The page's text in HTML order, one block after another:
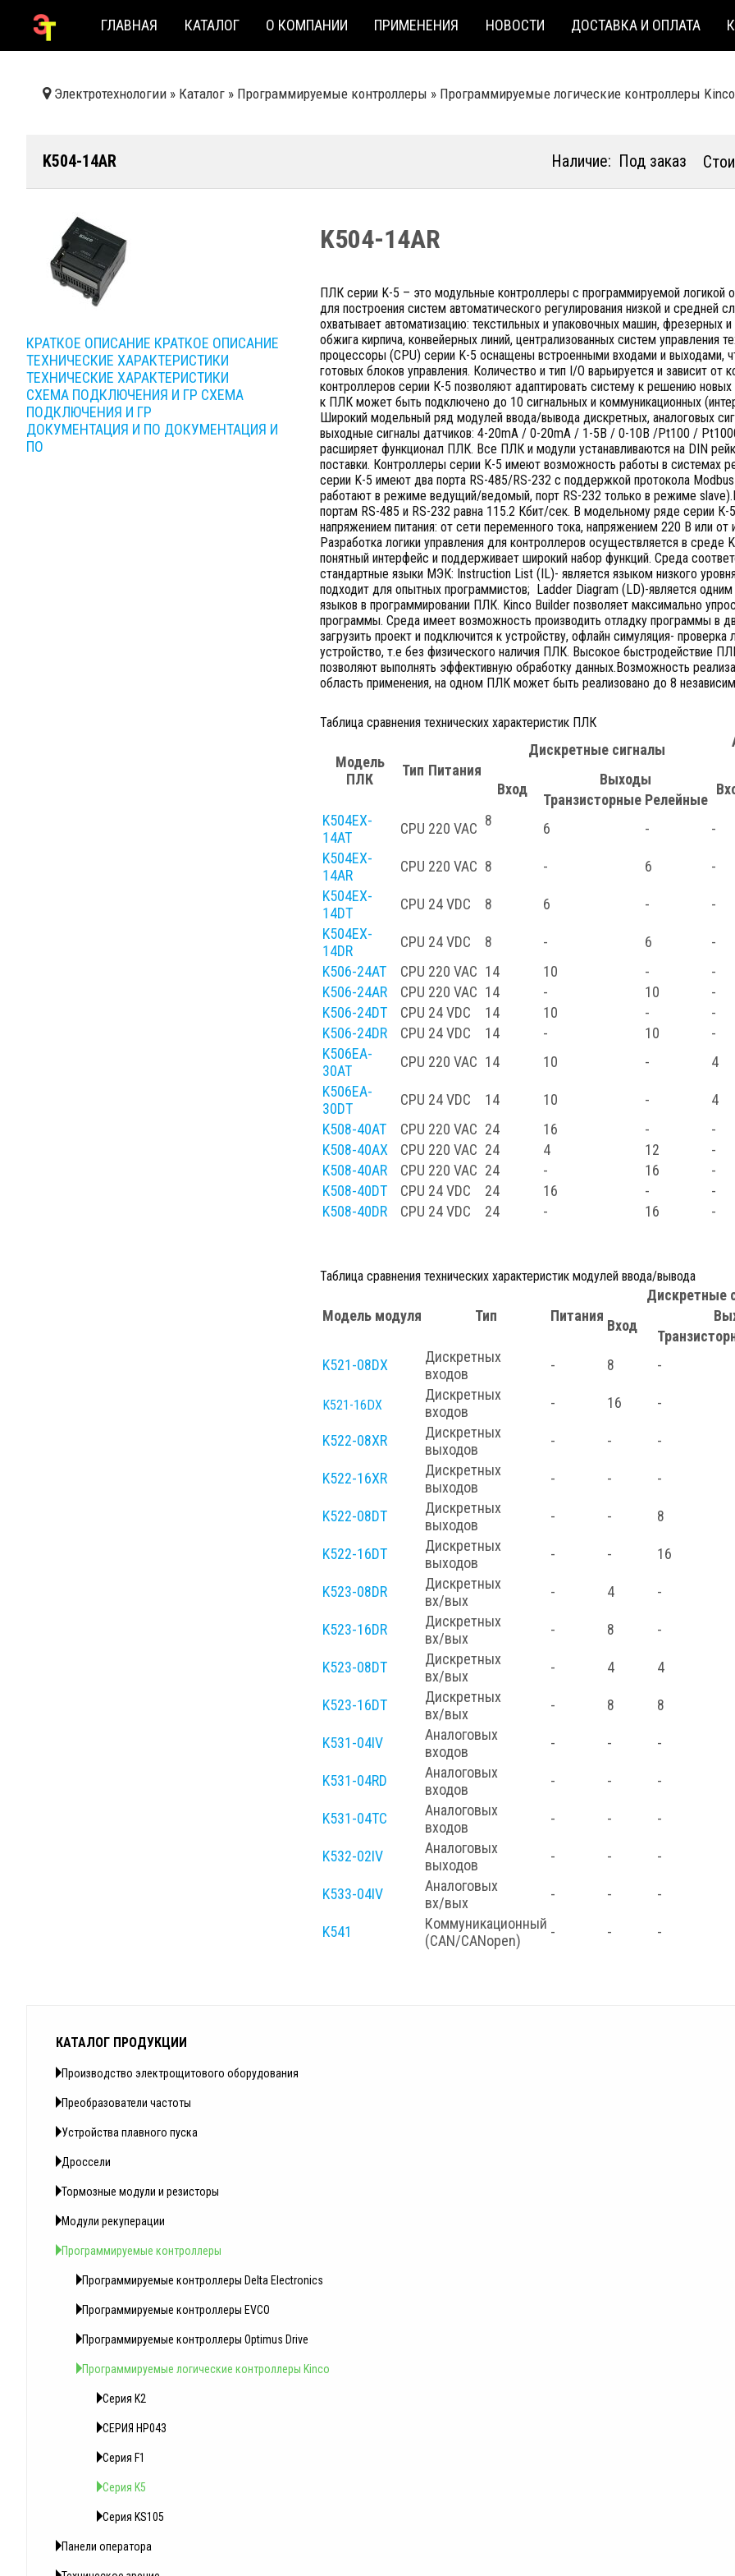
ГЛАВНАЯ КАТАЛОГ О КОМПАНИИ ПРИМЕНЕНИЯ НОВОСТИ ДОСТАВКА И ОПЛАТА
Электротехнологии » Каталог » Программируемые контроллеры » Программируемые логические контроллеры Kinсo
K504-14AR Наличие: Под заказ
КРАТКОЕ ОПИСАНИЕ КРАТКОЕ ОПИСАНИЕ
ТЕХНИЧЕСКИЕ ХАРАКТЕРИСТИКИ
ТЕХНИЧЕСКИЕ ХАРАКТЕРИСТИКИ
СХЕМА ПОДКЛЮЧЕНИЯ И ГР СХЕМА
ПОДКЛЮЧЕНИЯ И ГР
ДОКУМЕНТАЦИЯ И ПО ДОКУМЕНТАЦИЯ И
ПО
K504-14AR
ПЛК серии K-5 – это модульные контроллеры с программируемой логикой
для построения систем автоматического регулирования низкой и средней
охватывает автоматизацию: текстильных и упаковочных машин, фрезерных
обжига кирпича, конвейерных линий, централизованных систем управления
процессоры (CPU) серии K-5 оснащены встроенными входами и выходами,
готовых блоков управления. Количество и тип I/O варьируется и зависит
контроллеров серии К-5 позволяют адаптировать систему к решению
к ПЛК может быть подключено до 10 сигнальных и коммуникационных
Широкий модельный ряд модулей ввода/вывода дискретных, аналоговых
выходные сигналы датчиков: 4-20mA / 0-20mA / 1-5В / 0-10В /Pt100 /
расширяет функционал ПЛК. Все ПЛК и модули устанавливаются на DIN
поставки. Контроллеры серии K-5 имеют возможность работы в системах
серии K-5 имеют два порта RS-485/RS-232 с поддержкой протокола
работают в режиме ведущий/ведомый, порт RS-232 только в режиме
портам RS-485 и RS-232 равна 115.2 Кбит/сек. В модельному ряде серии
напряжением питания: от сети переменного тока, напряжением 220 В или от
Разработка логики управления для контроллеров осуществляется в среде
понятный интерфейс и поддерживает широкий набор функций. Среда
стандартные языки МЭК: Instruction List (IL)- является языком низкого
подходит для опытных программистов; Ladder Diagram (LD)-является
языков в программировании ПЛК. Kinco Builder позволяет максимально
программы. Среда имеет возможность производить отладку программы в
загрузить проект и подключится к устройству, офлайн симуляция- проверка
устройство, т.е без физического наличия ПЛК. Высокое быстродействие
позволяют выполнять эффективную обработку данных.Возможность
область применения, на одном ПЛК может быть реализовано до 8
Таблица сравнения технических характеристик ПЛК
Модель
ПЛК
Тип Питания
Дискретные сигналы
Вход
Выходы
Транзисторные Релейные
K504EX-
14AT
CPU 220 VAC 8 6 - -
K504EX-
14AR
CPU 220 VAC 8 - 6 -
K504EX-
14DT
CPU 24 VDC 8 6 - -
K504EX-
14DR
CPU 24 VDC 8 - 6 -
K506-24AT
CPU 220 VAC 14 10 - -
K506-24AR
CPU 220 VAC 14 - 10 -
K506-24DT
CPU 24 VDC 14 10 - -
K506-24DR
CPU 24 VDC 14 - 10 -
K506EA-
30AT
CPU 220 VAC 14 10 - 4
K506EA-
30DT
CPU 24 VDC 14 10 - 4
K508-40AT
CPU 220 VAC 24 16 - -
K508-40AX
CPU 220 VAC 24 4 12 -
K508-40AR
CPU 220 VAC 24 - 16 -
K508-40DT
CPU 24 VDC 24 16 - -
K508-40DR
CPU 24 VDC 24 - 16 -
Таблица сравнения технических характеристик модулей ввода/вывода
Модель модуля Тип Питания
Дискретные
Вход
K521-08DX
Дискретных
входов
- 8 -
K521-16DX
Дискретных
входов
- 16 -
K522-08XR
Дискретных
выходов
- - -
K522-16XR
Дискретных
выходов
- - -
K522-08DT
Дискретных
выходов
- - 8
K522-16DT
Дискретных
выходов
- - 16
K523-08DR
Дискретных
вх/вых
- 4 -
K523-16DR
Дискретных
вх/вых
- 8 -
K523-08DT
Дискретных
вх/вых
- 4 4
K523-16DT
Дискретных
вх/вых
- 8 8
K531-04IV
Аналоговых
входов
- - -
K531-04RD
Аналоговых
входов
- - -
K531-04TC
Аналоговых
входов
- - -
K532-02IV
Аналоговых
выходов
- - -
K533-04IV
Аналоговых
вх/вых
- - -
K541
Коммуникационный
(CAN/CANopen)
- - -
КАТАЛОГ ПРОДУКЦИИ
Производство электрощитового оборудования
Преобразователи частоты
Устройства плавного пуска
Дроссели
Тормозные модули и резисторы
Модули рекуперации
Программируемые контроллеры
Программируемые контроллеры Delta Electronics
Программируемые контроллеры EVCO
Программируемые контроллеры Optimus Drive
Программируемые логические контроллеры Kinсo
Серия K2
СЕРИЯ HP043
Серия F1
Серия K5
Серия KS105
Панели оператора